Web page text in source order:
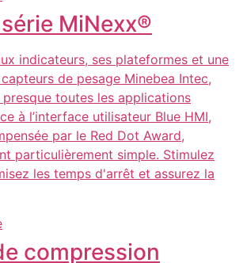
MiNexx®
indicateurs, ses plateformes et une
de pesage Minebea Intec,
toutes les applications
à l’interface utilisateur Blue HMI,
par le Red Dot Award,
particulièrement simple. Stimulez
les temps d'arrêt et assurez la
compression